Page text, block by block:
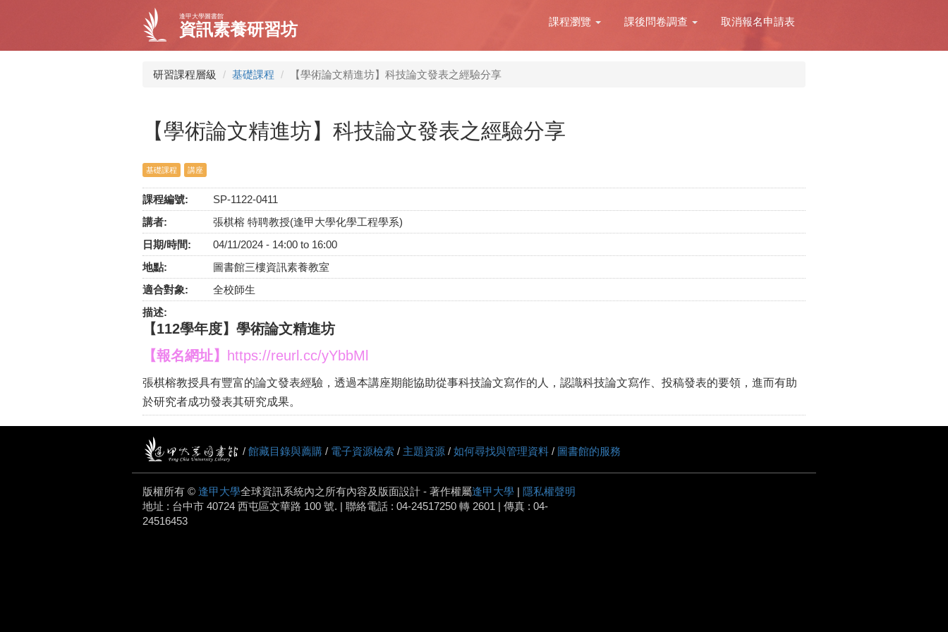
內
逢甲大學圖書館
資訊素養研習坊 課程瀏覽 課後問卷調查 取消報名申請表
研習課程層級 基礎課程 【學術論文精進坊】科技論文發表之經驗分享
【學術論文精進坊】科技論文發表之經驗分享
基礎課程 講座
課程編號:
SP-1122-0411
講者:
張棋榕 特聘教授(逢甲大學化學工程學系)
日期/時間:
04/11/2024 - 14:00 to 16:00
地點:
圖書館三樓資訊素養教室
適合對象:
全校師生
描述:
【112學年度】學術論文精進坊
【報名網址】
https://reurl.cc/yYbbMl
張棋榕教授具有豐富的論文發表經驗，透過本講座期能協助從事科技論文寫作的人，認識科技論文寫作、投稿發表的要領，進而有助
於研究者成功發表其研究成果。
/ 館藏目錄與薦購 / 電子資源檢索 / 主題資源 / 如何尋找與管理資料 / 圖書館的服務
版權所有 © 逢甲大學全球資訊系統內之所有內容及版面設計 - 著作權屬逢甲大學 | 隱私權聲明
地址 : 台中市 40724 西屯區文華路 100 號. | 聯絡電話 : 04-24517250 轉 2601 | 傳真 : 04-
24516453